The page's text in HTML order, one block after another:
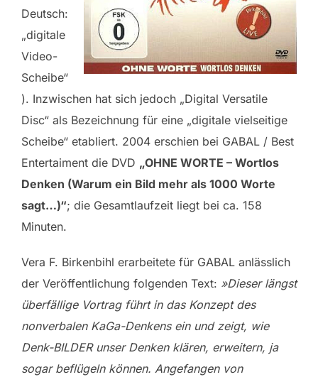
Deutsch:
„digitale
Video-
Scheibe“
). Inzwischen hat sich jedoch „Digital Versatile
Disc“ als Bezeichnung für eine „digitale vielseitige
Scheibe“ etabliert. 2004 erschien bei GABAL / Best
Entertaiment die DVD „OHNE WORTE – Wortlos
Denken (Warum ein Bild mehr als 1000 Worte
sagt…)“; die Gesamtlaufzeit liegt bei ca. 158
Minuten.
Vera F. Birkenbihl erarbeitete für GABAL anlässlich
der Veröffentlichung folgenden Text: »Dieser längst
überfällige Vortrag führt in das Konzept des
nonverbalen KaGa-Denkens ein und zeigt, wie
Denk-BILDER unser Denken klären, erweitern, ja
sogar beflügeln können. Angefangen von